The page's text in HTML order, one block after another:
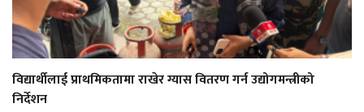
विद्यार्थीलाई प्राथमिकतामा राखेर ग्यास वितरण गर्न उद्योगमन्त्रीको
निर्देशन